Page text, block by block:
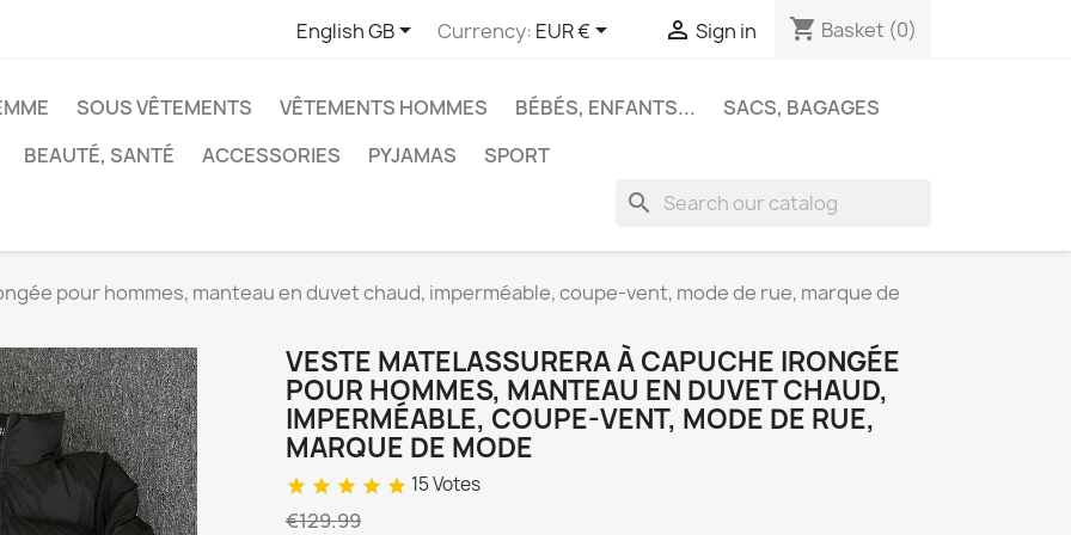
English GB Currency: EUR €  Sign in shopping_cart Basket (0)
SOUS VÊTEMENTS VÊTEMENTS HOMMES BÉBÉS, ENFANTS...
SACS, BAGAGES
BEAUTÉ, SANTÉ
ACCESSORIES PYJAMAS SPORT
search
pour hommes, manteau en duvet chaud, imperméable, coupe-vent, mode de rue, marque de
VESTE MATELASSURERA À CAPUCHE IRONGÉE
POUR HOMMES, MANTEAU EN DUVET CHAUD,
IMPERMÉABLE, COUPE-VENT, MODE DE RUE,
MARQUE DE MODE
star star star star star 15 Votes
€129.99